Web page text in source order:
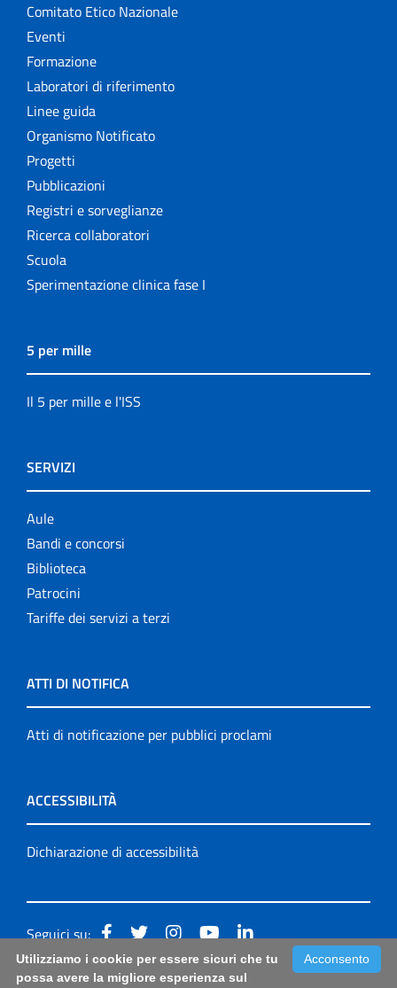
Comitato Etico Nazionale
Eventi
Formazione
Laboratori di riferimento
Linee guida
Organismo Notificato
Progetti
Pubblicazioni
Registri e sorveglianze
Ricerca collaboratori
Scuola
Sperimentazione clinica fase I
5 per mille
Il 5 per mille e l'ISS
SERVIZI
Aule
Bandi e concorsi
Biblioteca
Patrocini
Tariffe dei servizi a terzi
ATTI DI NOTIFICA
Atti di notificazione per pubblici proclami
ACCESSIBILITÀ
Dichiarazione di accessibilità
Seguici su:
Accessibilità: form di segnalazione di prima istanza per
Acconsento
Utilizziamo i cookie per essere sicuri che tu
possa avere la migliore esperienza sul